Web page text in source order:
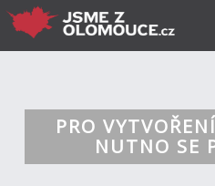
PRO
NUTNO SE